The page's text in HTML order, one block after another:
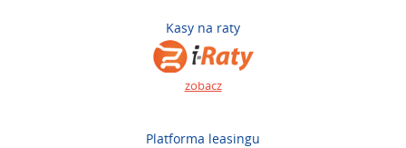
Kasy na raty
zobacz
Platforma leasingu